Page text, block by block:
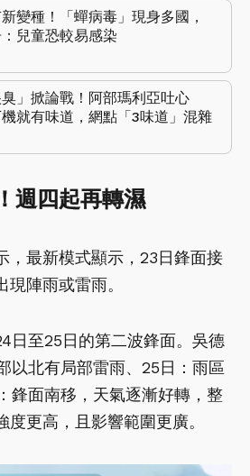
變種！「蟬病毒」現身多國，
兒童恐較易感染
臭」掀論戰！阿部瑪利亞吐心
就有味道，網點「3味道」混雜
週四起再轉濕
，最新模式顯示，23日鋒面接
陣雨或雷雨。
日至25日的第二波鋒面。吳德
以北有局部雷雨、25日：雨區
鋒面南移，天氣逐漸好轉，整
更高，且影響範圍更廣。